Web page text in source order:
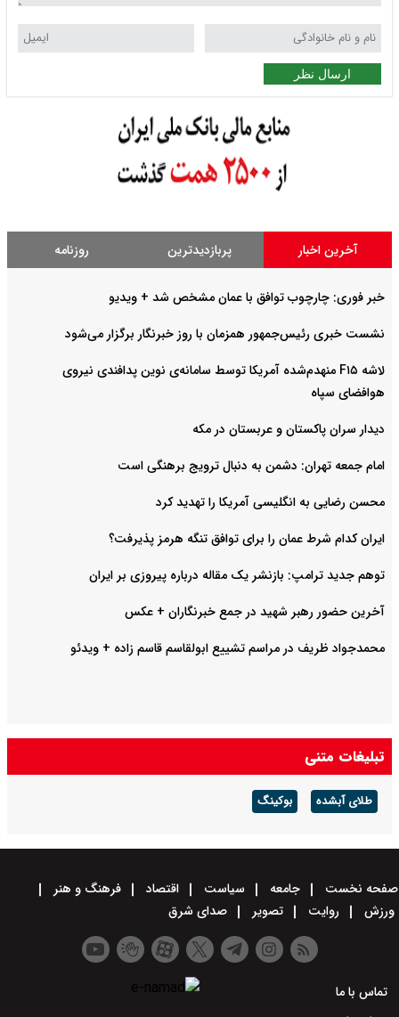
ارسال نظر
آخرین اخبار پربازدیدترین روزنامه
خبر فوری: چارچوب توافق با عمان مشخص شد + ویدیو
نشست خبری رئیس‌جمهور همزمان با روز خبرنگار برگزار می‌شود
لاشه F۱۵ منهدم‌شده آمریکا توسط سامانه‌ی نوین پدافندی نیروی
هوافضای سپاه
دیدار سران پاکستان و عربستان در مکه
امام جمعه تهران: دشمن به دنبال ترویج برهنگی است
محسن رضایی به انگلیسی آمریکا را تهدید کرد
ایران کدام شرط عمان را برای توافق تنگه هرمز پذیرفت؟
توهم جدید ترامپ: بازنشر یک مقاله درباره پیروزی بر ایران
آخرین حضور رهبر شهید در جمع خبرنگاران + عکس
محمدجواد ظریف در مراسم تشییع ابولقاسم قاسم زاده + ویدئو
تبلیغات متنی
طلای آبشده بوکینگ
صفحه نخست جامعه سیاست اقتصاد
فرهنگ و هنر
ورزش
روایت تصویر صدای شرق
تماس با ما